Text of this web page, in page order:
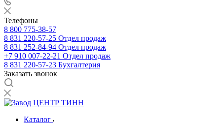
Телефоны
8 800 775-38-57
8 831 220-57-25 Отдел продаж
8 831 252-84-94 Отдел продаж
+7 910 007-22-21 Отдел продаж
8 831 220-57-23 Бухгалтерия
Заказать звонок
Каталог